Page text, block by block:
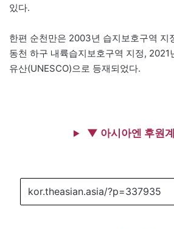
있다.
한편 순천만은 2003년 습지보호구역 지
동천 하구 내륙습지보호구역 지정, 2021
유산(UNESCO)으로 등재되었다.
▼ 아시아엔 후원